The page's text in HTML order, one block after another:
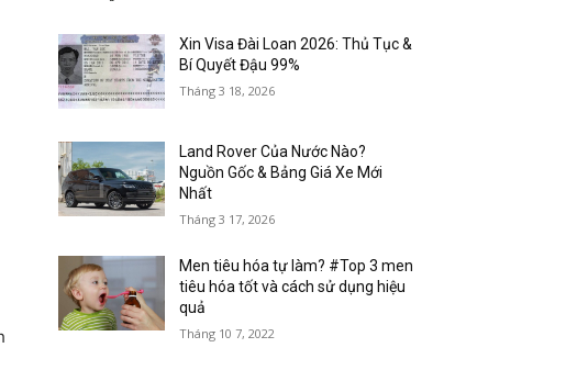
Xin Visa Đài Loan 2026: Thủ Tục &
Bí Quyết Đậu 99%
Tháng 3 18, 2026
Land Rover Của Nước Nào?
Nguồn Gốc & Bảng Giá Xe Mới
Nhất
Tháng 3 17, 2026
Men tiêu hóa tự làm? #Top 3 men
tiêu hóa tốt và cách sử dụng hiệu
quả
Tháng 10 7, 2022